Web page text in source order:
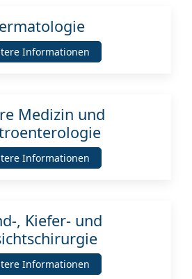
Informationen
Medizin und
Informationen
, Kiefer- und
Informationen